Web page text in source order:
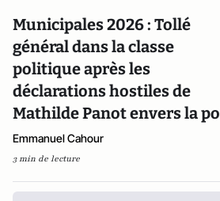
Municipales 2026 : Tollé
général dans la classe
politique après les
déclarations hostiles de
Mathilde Panot envers la
Emmanuel Cahour
3 min de lecture